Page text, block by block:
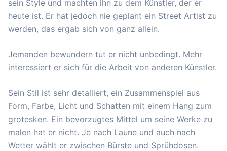
sein Style und machten ihn zu dem Künstler, der er
heute ist. Er hat jedoch nie geplant ein Street Artist zu
werden, das ergab sich von ganz allein.
Jemanden bewundern tut er nicht unbedingt. Mehr
interessiert er sich für die Arbeit von anderen Künstler.
Sein Stil ist sehr detalliert, ein Zusammenspiel aus
Form, Farbe, Licht und Schatten mit einem Hang zum
grotesken. Ein bevorzugtes Mittel um seine Werke zu
malen hat er nicht. Je nach Laune und auch nach
Wetter wählt er zwischen Bürste und Sprühdosen.